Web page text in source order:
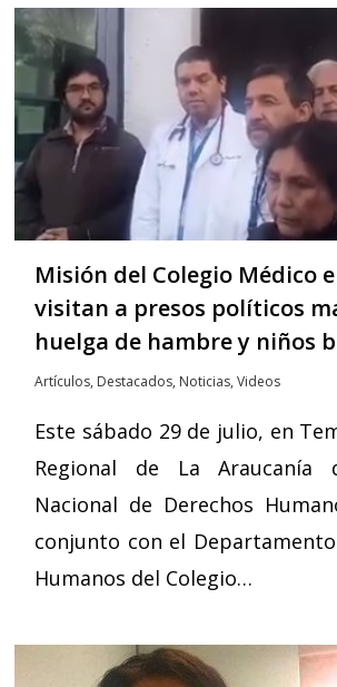
Misión del Colegio Médico
visitan a presos políticos
huelga de hambre y niños
Artículos, Destacados, Noticias,Videos
Este sábado 29 de julio, en
Regional de La Araucanía
Nacional de Derechos
conjunto con el
Humanos del Colegio…